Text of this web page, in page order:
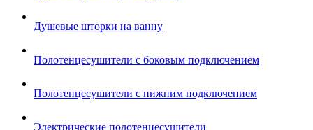
Душевые шторки на ванну
Полотенцесушители с боковым подключением
Полотенцесушители с нижним подключением
Электрические полотенцесушители